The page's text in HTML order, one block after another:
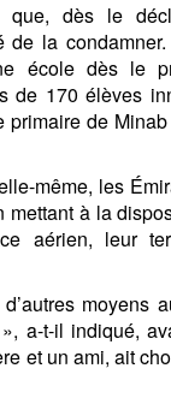
dès le
de la
école dès le
de 170 élèves
primaire de
même, les
mettant à la
aérien, leur
moyens
a-t-il indiqué,
et un ami, ait